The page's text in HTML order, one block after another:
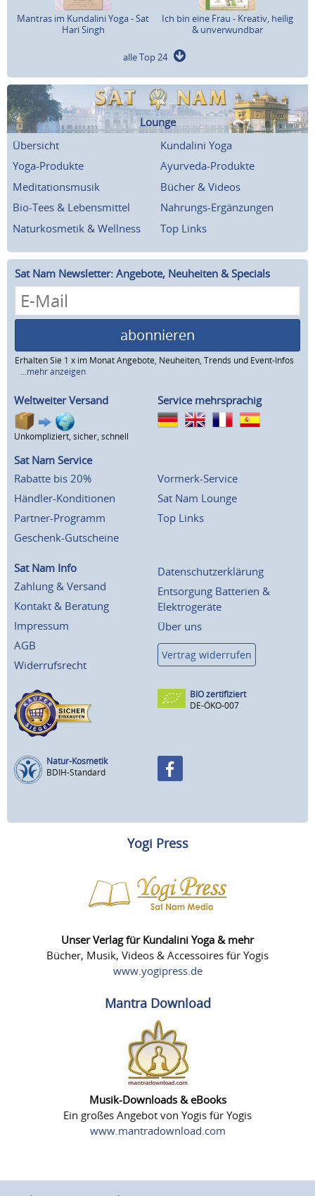
Mantras im Kundalini Yoga - Sat
Hari Singh
Ich bin eine Frau - Kreativ, heilig
& unverwundbar
alle Top 24
Lounge
Übersicht
Kundalini Yoga
Yoga-Produkte
Ayurveda-Produkte
Meditationsmusik
Bücher & Videos
Bio-Tees & Lebensmittel
Nahrungs-Ergänzungen
Naturkosmetik & Wellness
Top Links
Sat Nam Newsletter: Angebote, Neuheiten & Specials
abonnieren
Erhalten Sie 1 x im Monat Angebote, Neuheiten, Trends und Event-Infos
...mehr anzeigen
Weltweiter Versand
Unkompliziert, sicher, schnell
Service mehrsprachig
Sat Nam Service
Rabatte bis 20%
Händler-Konditionen
Partner-Programm
Geschenk-Gutscheine
Vormerk-Service
Sat Nam Lounge
Top Links
Sat Nam Info
Zahlung & Versand
Kontakt & Beratung
Impressum
AGB
Widerrufsrecht
Datenschutzerklärung
Entsorgung Batterien &
Elektrogeräte
Über uns
Vertrag widerrufen
BIO zertifiziert
DE-ÖKO-007
Natur-Kosmetik
BDIH-Standard
Yogi Press
Unser Verlag für Kundalini Yoga & mehr
Bücher, Musik, Videos & Accessoires für Yogis
www.yogipress.de
Mantra Download
Musik-Downloads & eBooks
Ein großes Angebot von Yogis für Yogis
www.mantradownload.com